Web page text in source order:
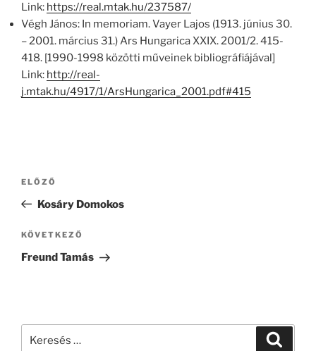
Link: https://real.mtak.hu/237587/
Végh János: In memoriam. Vayer Lajos (1913. június 30.
– 2001. március 31.) Ars Hungarica XXIX. 2001/2. 415-
418. [1990-1998 közötti műveinek bibliográfiájával]
Link: http://real-
j.mtak.hu/4917/1/ArsHungarica_2001.pdf#415
Bejegyzés
Korábbi
bejegyzés
ELŐZŐ
Kosáry Domokos
Következő
bejegyzés
KÖVETKEZŐ
Freund Tamás